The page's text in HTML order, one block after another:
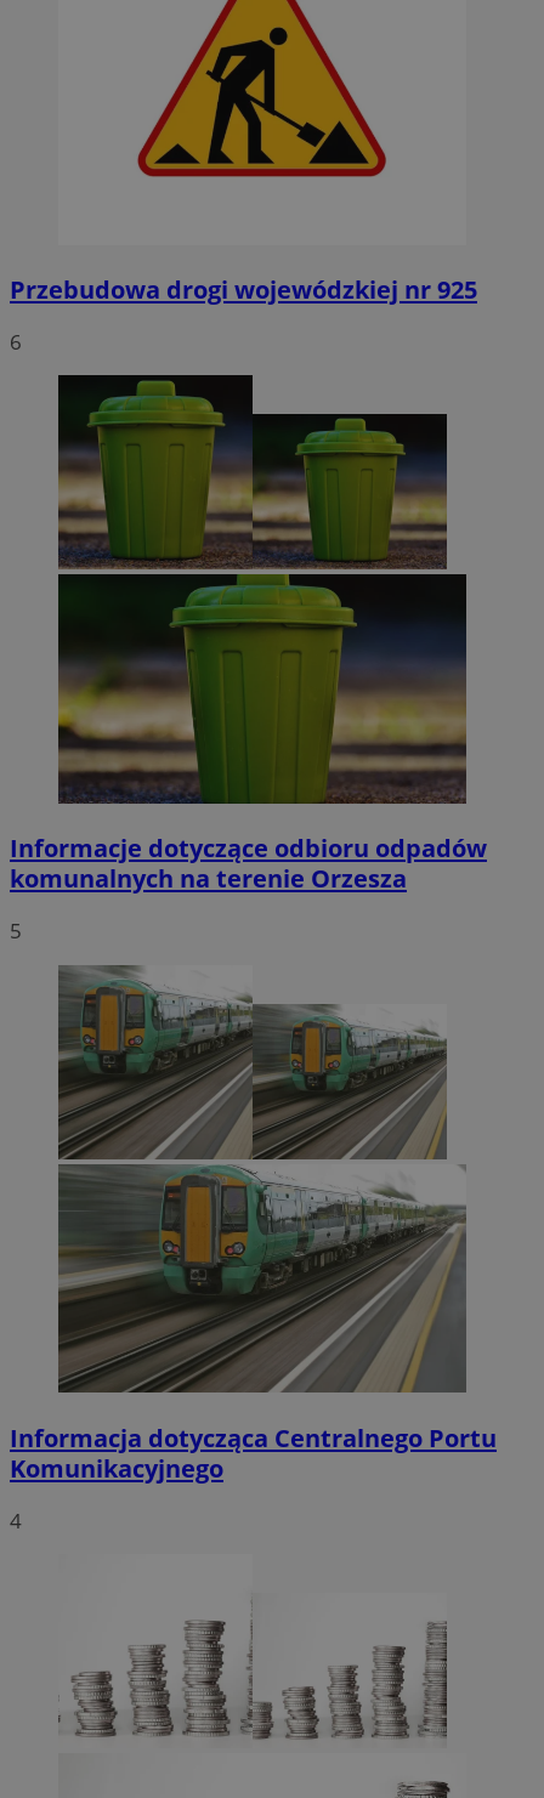
Przebudowa drogi wojewódzkiej nr 925
6
Informacje dotyczące odbioru odpadów
komunalnych na terenie Orzesza
5
Informacja dotycząca Centralnego Portu
Komunikacyjnego
4